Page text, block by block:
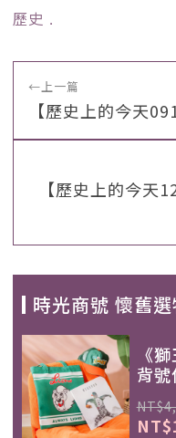
歷史 ﹒
←上一篇
【歷史上的今天
【歷史上的今天
時光商號 懷舊選
《
背